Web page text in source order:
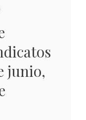
junio,